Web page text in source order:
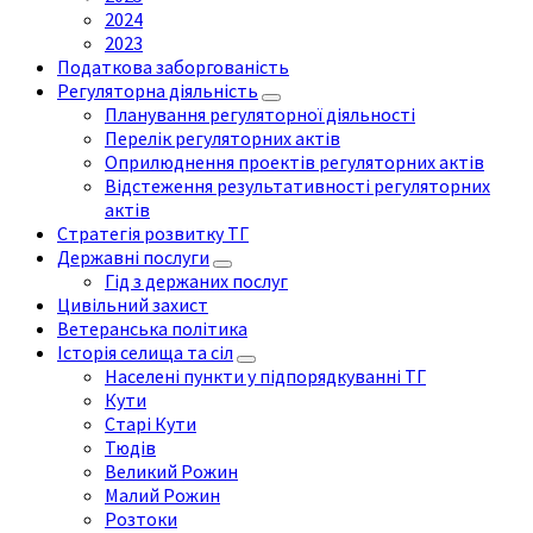
2024
2023
Податкова заборгованість
Регуляторна діяльність
Планування регуляторної діяльності
Перелік регуляторних актів
Оприлюднення проектів регуляторних актів
Відстеження результативності регуляторних
актів
Стратегія розвитку ТГ
Державні послуги
Гід з держаних послуг
Цивільний захист
Ветеранська політика
Історія селища та сіл
Населені пункти у підпорядкуванні ТГ
Кути
Старі Кути
Тюдів
Великий Рожин
Малий Рожин
Розтоки